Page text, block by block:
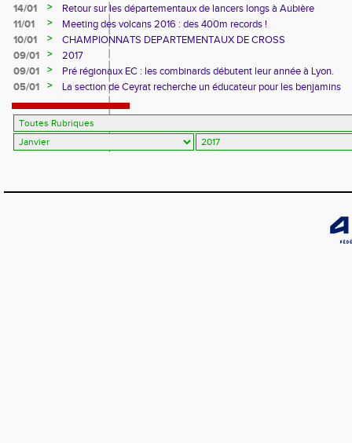
14/01
>
Retour sur les départementaux de lancers longs à Aubière
11/01
>
Meeting des volcans 2016 : des 400m records !
10/01
>
CHAMPIONNATS DEPARTEMENTAUX DE CROSS
09/01
>
2017
09/01
>
Pré régionaux EC : les combinards débutent leur année à Lyon.
05/01
>
La section de Ceyrat recherche un éducateur pour les benjamins